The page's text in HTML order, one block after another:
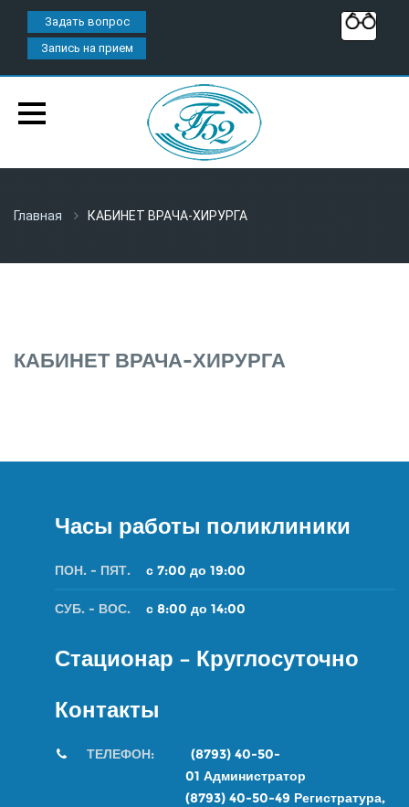
Задать вопрос
Запись на прием
Главная КАБИНЕТ ВРАЧА-ХИРУРГА
КАБИНЕТ ВРАЧА-ХИРУРГА
Часы работы поликлиники
ПОН. - ПЯТ. с 7:00 до 19:00
СУБ. - ВОС. с 8:00 до 14:00
Стационар – Круглосуточно
Контакты
ТЕЛЕФОН: (8793) 40-50-
01 Администратор
(8793) 40-50-49 Регистратура,